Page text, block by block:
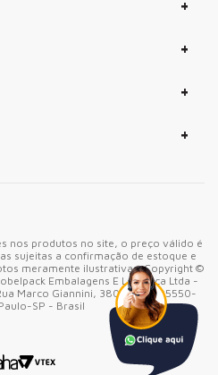
+
+
+
+
nos produtos no site, o preço válido é
sujeitas a confirmação de estoque e
meramente ilustrativas. Copyright ©
Embalagens E Logistica Ltda -
Marco Giannini, 380 - CEP: 05550-
SP - Brasil